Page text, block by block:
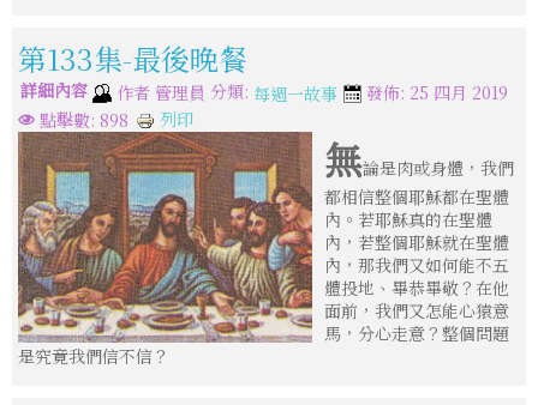
第133集-最後晚餐
詳細內容 作者 管理員 分類: 每週一故事
發佈: 25 四月 2019
點擊數: 898
列印
無論是肉或身體，我們
都相信整個耶穌都在聖體
內。若耶穌真的在聖體
內，若整個耶穌就在聖體
內，那我們又如何能不五
體投地、畢恭畢敬？在他
面前，我們又怎能心猿意
馬，分心走意？整個問題
是究竟我們信不信？